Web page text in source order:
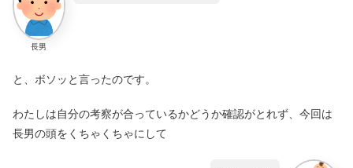
長男
と、ボソッと言ったのです。
わたしは自分の考察が合っているかどうか確認がとれず、今回は
長男の頭をくちゃくちゃにして